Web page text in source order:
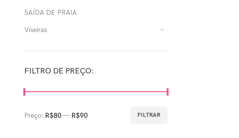
SAÍDA DE PRAIA
Viseiras
FILTRO DE PREÇO:
FILTRAR
Preço: R$80— R$90